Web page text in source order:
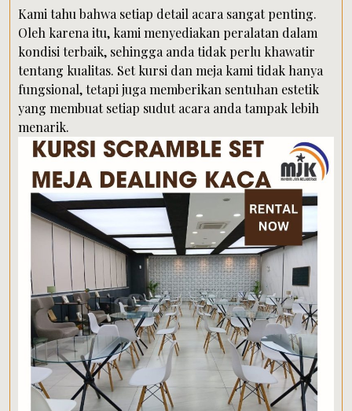
Kami tahu bahwa setiap detail acara sangat penting.
Oleh karena itu, kami menyediakan peralatan dalam
kondisi terbaik, sehingga anda tidak perlu khawatir
tentang kualitas. Set kursi dan meja kami tidak hanya
fungsional, tetapi juga memberikan sentuhan estetik
yang membuat setiap sudut acara anda tampak lebih
menarik.